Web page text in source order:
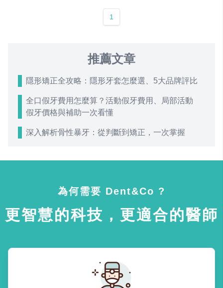
1
推薦文章
隱形矯正全攻略：隱形牙套怎麼選、5大品牌評比
全口假牙費用怎麼算？活動假牙費用、局部活動
假牙價格與補助一次看懂
深入解析骨性暴牙：從判斷到矯正，一次掌握
為何需要 Dent&Co ?
更智慧的科技，更適合的醫師